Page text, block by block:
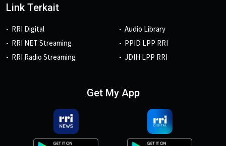
Link Terkait
RRI Digital
RRI NET Streaming
RRI Radio Streaming
Audio Library
PPID LPP RRI
JDIH LPP RRI
Get My App